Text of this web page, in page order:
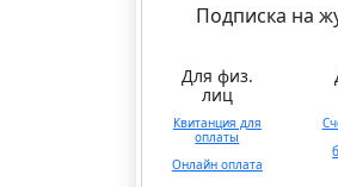
Подписка на
Для физ.
лиц
Квитанция для
оплаты
Онлайн оплата